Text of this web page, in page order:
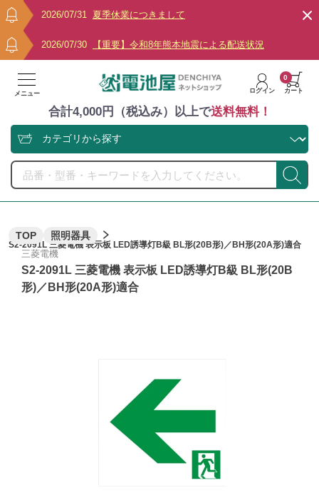
2026/07/31 夏季休業につきまして
2026/07/30 【重要】令和8年熊本地震による配送状況
メニュー ログイン カート
0
合計4,000円（税込み）以上で送料無料！
TOP 照明器具
S2-2091L 三菱電機 表示板 LED誘導灯B級 BL形(20B形)／BH形(20A形)適合
三菱電機
S2-2091L 三菱電機 表示板 LED誘導灯B級 BL形(20B
形)／BH形(20A形)適合